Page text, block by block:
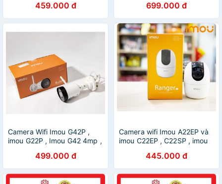
và Imou c22ep )
459.000 đ 699.000 đ
Camera Wifi Imou G42P ,
imou G22P , Imou G42 4mp ,
499.000 đ
Camera wifi Imou A22EP và
imou C22EP , C22SP , imou
) , camera A22 và C22 hàng
chính hãng dss
445.000 đ